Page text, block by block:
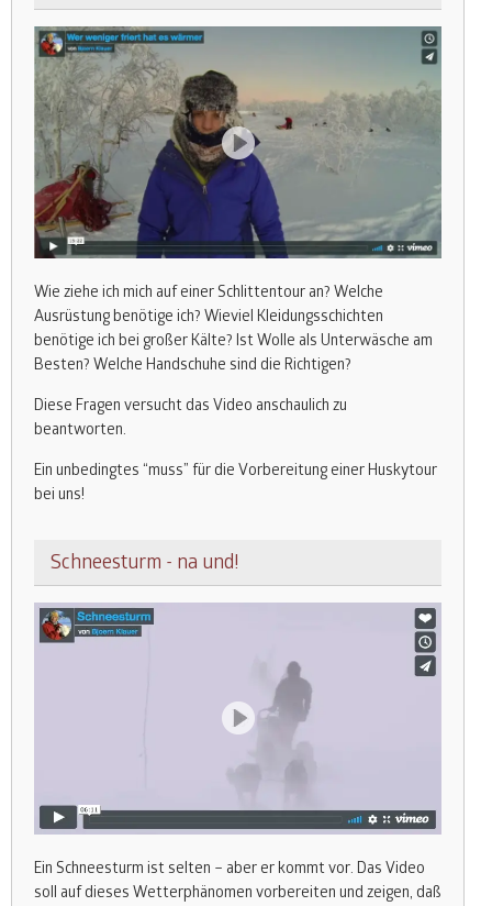
Wie ziehe ich mich auf einer Schlittentour an? Welche
Ausrüstung benötige ich? Wieviel Kleidungsschichten
benötige ich bei großer Kälte? Ist Wolle als Unterwäsche am
Besten? Welche Handschuhe sind die Richtigen?
Diese Fragen versucht das Video anschaulich zu
beantworten.
Ein unbedingtes “muss” für die Vorbereitung einer Huskytour
bei uns!
Schneesturm - na und!
Ein Schneesturm ist selten – aber er kommt vor. Das Video
soll auf dieses Wetterphänomen vorbereiten und zeigen, daß